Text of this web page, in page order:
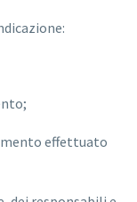
effettuato